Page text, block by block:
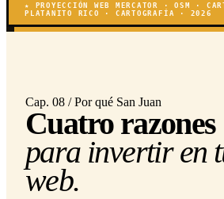
★ PROYECCIÓN WEB MERCATOR · OSM ·
PLATANITO RICO · CARTOGRAFÍA · 2026
Cap. 08 / Por qué San Juan
Cuatro razones
para invertir en
web.